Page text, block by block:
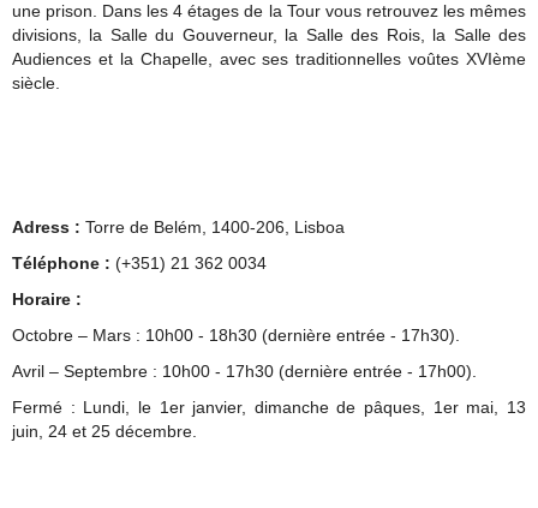
une prison. Dans les 4 étages de la Tour vous retrouvez les mêmes
divisions, la Salle du Gouverneur, la Salle des Rois, la Salle des
Audiences et la Chapelle, avec ses traditionnelles voûtes XVIème
siècle.
Adress : Torre de Belém, 1400-206, Lisboa
Téléphone : (+351) 21 362 0034
Horaire :
Octobre – Mars : 10h00 - 18h30 (dernière entrée - 17h30).
Avril – Septembre : 10h00 - 17h30 (dernière entrée - 17h00).
Fermé : Lundi, le 1er janvier, dimanche de pâques, 1er mai, 13
juin, 24 et 25 décembre.